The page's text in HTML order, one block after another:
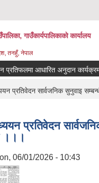
गाउँकार्यपालिकाको कार्यालय
तनहुँ, नेपाल
प्रतिफलमा आधारित अनुदान
प्रतिवेदन सार्वजनिक सुनुवाइ
प्रतिवेदन
।।।
06/01/2026 - 10:43